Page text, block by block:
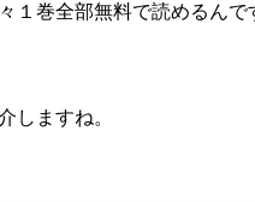
１巻全部無料で読めるんで
しますね。